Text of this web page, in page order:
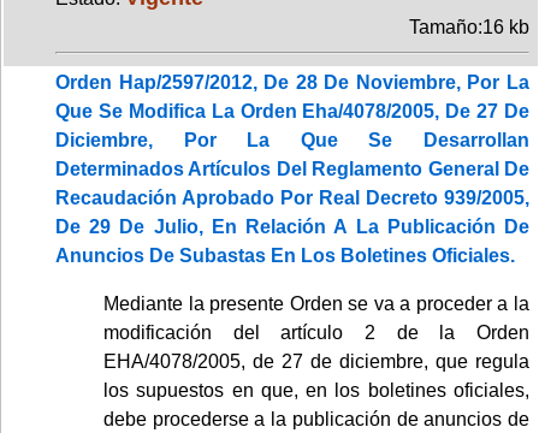
Tamaño:16 kb
Orden Hap/2597/2012, De 28 De Noviembre, Por La
Que Se Modifica La Orden Eha/4078/2005, De 27 De
Diciembre, Por La Que Se Desarrollan
Determinados Artículos Del Reglamento General De
Recaudación Aprobado Por Real Decreto 939/2005,
De 29 De Julio, En Relación A La Publicación De
Anuncios De Subastas En Los Boletines Oficiales.
Mediante la presente Orden se va a proceder a la
modificación del artículo 2 de la Orden
EHA/4078/2005, de 27 de diciembre, que regula
los supuestos en que, en los boletines oficiales,
debe procederse a la publicación de anuncios de